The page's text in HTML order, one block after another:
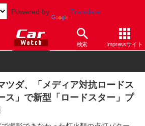
Powered by Translate
検索 Impressサイト
ツダ ロードスター
ツダ、「メディア対抗ロードス
ス」で新型「ロードスター」プ